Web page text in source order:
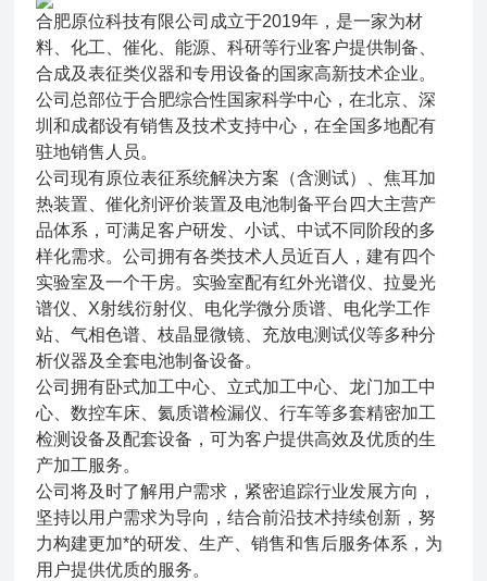
合肥原位科技有限公司成立于2019年，是一家为材
料、化工、催化、能源、科研等行业客户提供制备、
合成及表征类仪器和专用设备的国家高新技术企业。
公司总部位于合肥综合性国家科学中心，在北京、深
圳和成都设有销售及技术支持中心，在全国多地配有
驻地销售人员。
公司现有原位表征系统解决方案（含测试）、焦耳加
热装置、催化剂评价装置及电池制备平台四大主营产
品体系，可满足客户研发、小试、中试不同阶段的多
样化需求。公司拥有各类技术人员近百人，建有四个
实验室及一个干房。实验室配有红外光谱仪、拉曼光
谱仪、X射线衍射仪、电化学微分质谱、电化学工作
站、气相色谱、枝晶显微镜、充放电测试仪等多种分
析仪器及全套电池制备设备。
公司拥有卧式加工中心、立式加工中心、龙门加工中
心、数控车床、氦质谱检漏仪、行车等多套精密加工
检测设备及配套设备，可为客户提供高效及优质的生
产加工服务。
公司将及时了解用户需求，紧密追踪行业发展方向，
坚持以用户需求为导向，结合前沿技术持续创新，努
力构建更加*的研发、生产、销售和售后服务体系，为
用户提供优质的服务。